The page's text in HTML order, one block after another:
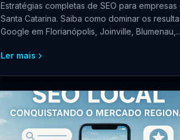
Estratégias completas de SEO para empresas
Santa Catarina. Saiba como dominar os
Google em Florianópolis, Joinville, Blumenau,
Ler mais